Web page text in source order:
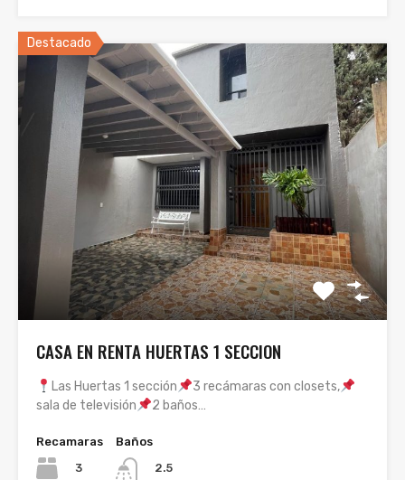
Destacado
CASA EN RENTA HUERTAS 1 SECCION
Las Huertas 1 sección
3 recámaras con closets,
sala de televisión
2 baños…
Recamaras
3
Baños
2.5